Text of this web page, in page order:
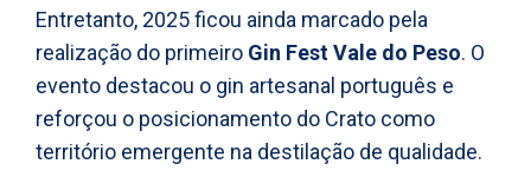
Entretanto, 2025 ficou ainda marcado pela
realização do primeiro Gin Fest Vale do Peso. O
evento destacou o gin artesanal português e
reforçou o posicionamento do Crato como
território emergente na destilação de qualidade.